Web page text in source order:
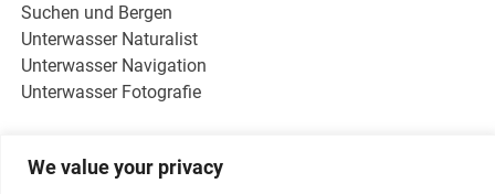
We value your privacy
Suchen und Bergen
Unterwasser Naturalist
Unterwasser Navigation
Unterwasser Fotografie